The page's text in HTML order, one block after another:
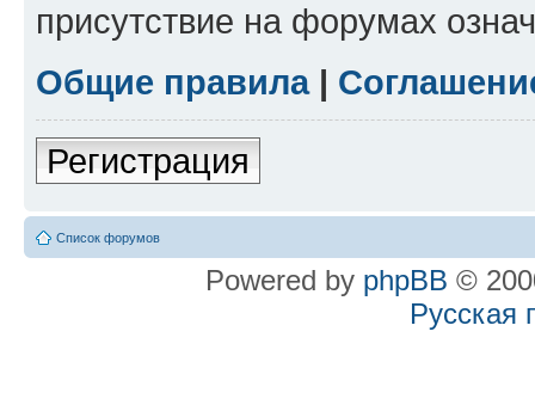
присутствие на форумах
Общие правила|
Регистрация
Список форумов
Powered by phpBB ©
Русская